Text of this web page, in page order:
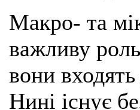
Макро- та
важливу
вони
Нині існує